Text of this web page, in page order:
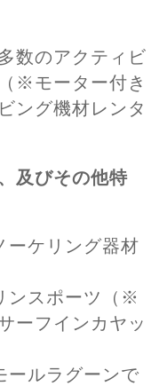
数のアクティビ
※モーター付き
ング機材レンタ
及びその他特
ーケリング器材
ンスポーツ（※
ーフインカヤッ
ールラグーンで